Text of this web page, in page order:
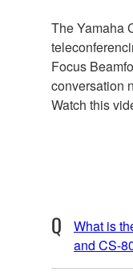
The Yamaha
Focus
conversation
Watch this
What is
and CS-